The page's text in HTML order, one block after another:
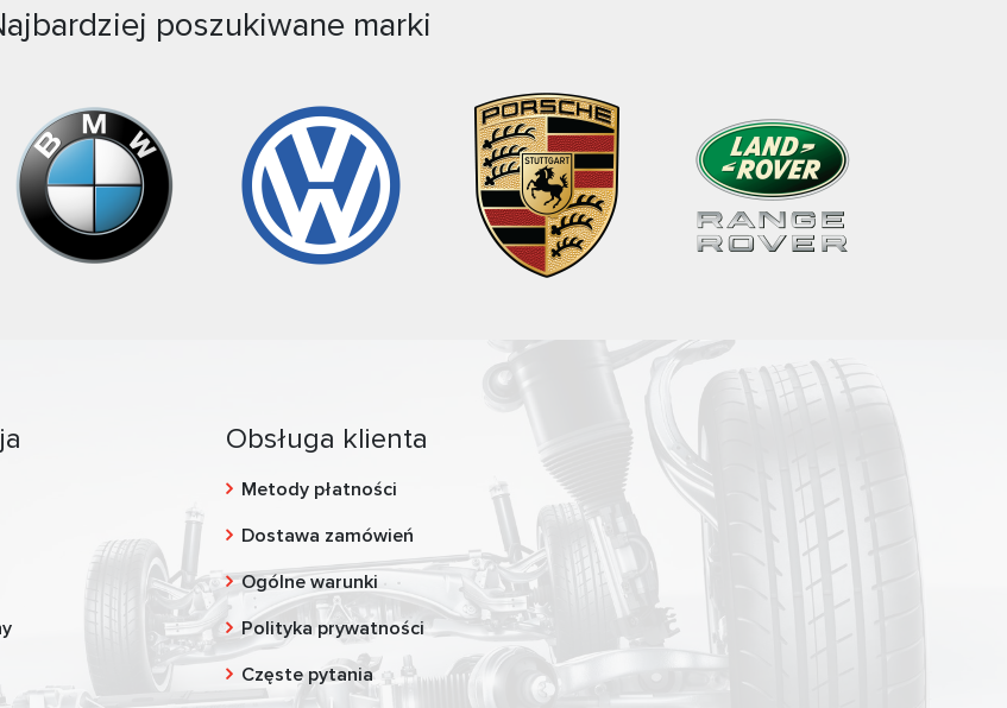
poszukiwane marki
Obsługa klienta
Metody płatności
Dostawa zamówień
Ogólne warunki
Polityka prywatności
Częste pytania